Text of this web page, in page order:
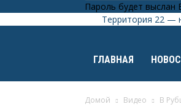
Пароль будет выслан
Территория 22 —
ГЛАВНАЯ
Домой Видео В